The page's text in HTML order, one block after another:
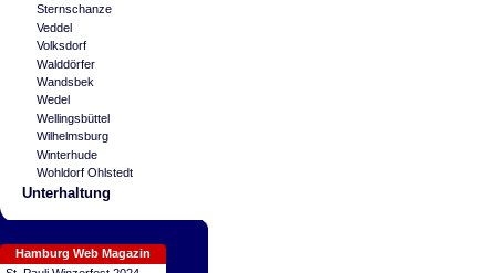
Sternschanze
Veddel
Volksdorf
Walddörfer
Wandsbek
Wedel
Wellingsbüttel
Wilhelmsburg
Winterhude
Wohldorf Ohlstedt
Unterhaltung
Hamburg Web Magazin